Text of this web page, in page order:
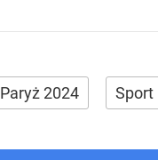
Paryż 2024 Sport